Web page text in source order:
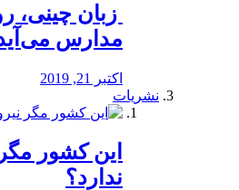
زبان چینی،
مدارس
اکتبر 21, 2019
نشریات
این کشور
ندارد؟